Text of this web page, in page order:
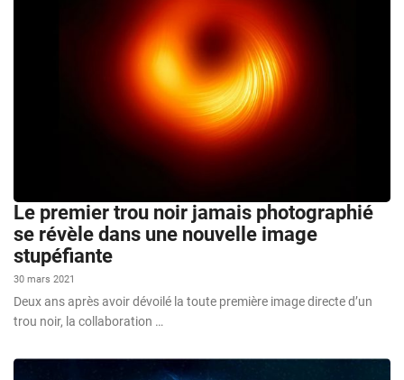
Le premier trou noir jamais photographié
se révèle dans une nouvelle image
stupéfiante
30 mars 2021
Deux ans après avoir dévoilé la toute première image directe d’un
trou noir, la collaboration …